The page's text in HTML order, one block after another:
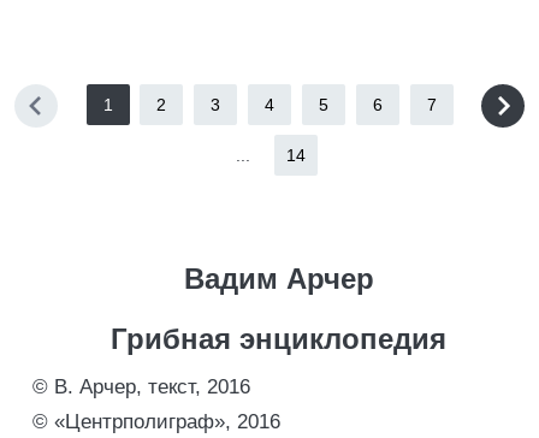
1 2 3 4 5 6 7
14
Вадим Арчер
Грибная энциклопедия
© В. Арчер, текст, 2016
© «Центрполиграф», 2016